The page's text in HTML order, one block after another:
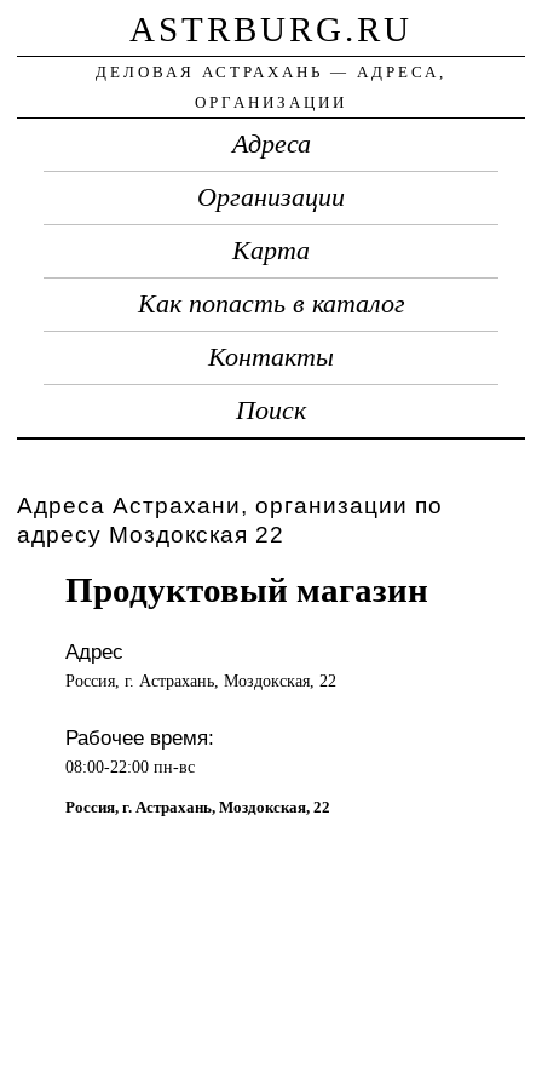
ASTRBURG.RU
ДЕЛОВАЯ АСТРАХАНЬ — АДРЕСА,
ОРГАНИЗАЦИИ
Адреса
Организации
Карта
Как попасть в каталог
Контакты
Поиск
Адреса Астрахани, организации по
адресу Моздокская 22
Продуктовый магазин
Адрес
Россия, г. Астрахань, Моздокская, 22
Рабочее время:
08:00-22:00 пн-вс
Россия, г. Астрахань, Моздокская, 22